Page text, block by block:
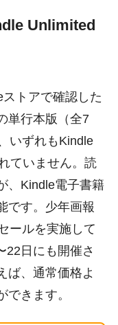
Unlimited
トアで確認した
単行本版（全7
いずれもKindle
ていません。読
、Kindle電子書籍
です。少年画報
ールを実施して
22日にも開催さ
ば、通常価格よ
できます。